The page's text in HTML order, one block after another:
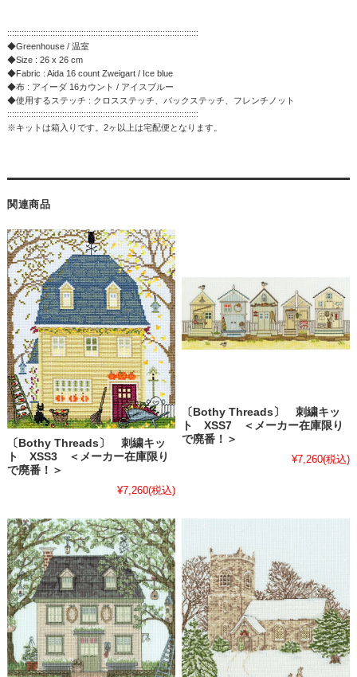
::::::::::::::::::::::::::::::::::::::::::::::::::::::::::::::::::::::::::::::::
◆Greenhouse / 温室
◆Size : 26 x 26 cm
◆Fabric : Aida 16 count Zweigart / Ice blue
◆布 : アイーダ 16カウント / アイスブルー
◆使用するステッチ : クロスステッチ、バックステッチ、フレンチノット
::::::::::::::::::::::::::::::::::::::::::::::::::::::::::::::::::::::::::::::::
※キットは箱入りです。2ヶ以上は宅配便となります。
関連商品
〔Bothy Threads〕 刺繍キッ
ト XSS3 ＜メーカー在庫限り
で廃番！＞
¥7,260(税込)
〔Bothy Threads〕 刺繍キッ
ト XSS7 ＜メーカー在庫限り
で廃番！＞
¥7,260(税込)